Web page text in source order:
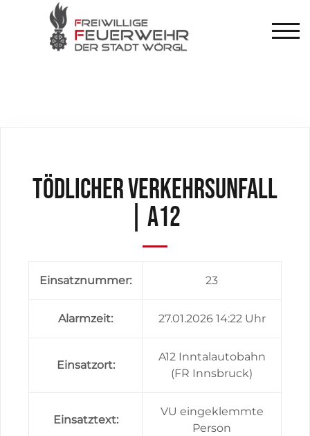
Tödlicher Verkehrsunfall
| A12
Einsatznummer: 23
Alarmzeit: 27.01.2026 14:22 Uhr
Einsatzort:
A12 Inntalautobahn
(FR Innsbruck)
Einsatztext:
VU eingeklemmte
Person